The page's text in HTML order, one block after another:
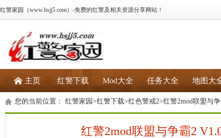
红警家园（www.hsjj5.com）-免费的红警及相关资源分享网站！
主页 红警下载 Mod大全 任务大全 地图大
您的当前位置： 红警家园 >红警下载>红色警戒2>红警2mod联盟与
红警2mod联盟与争霸2